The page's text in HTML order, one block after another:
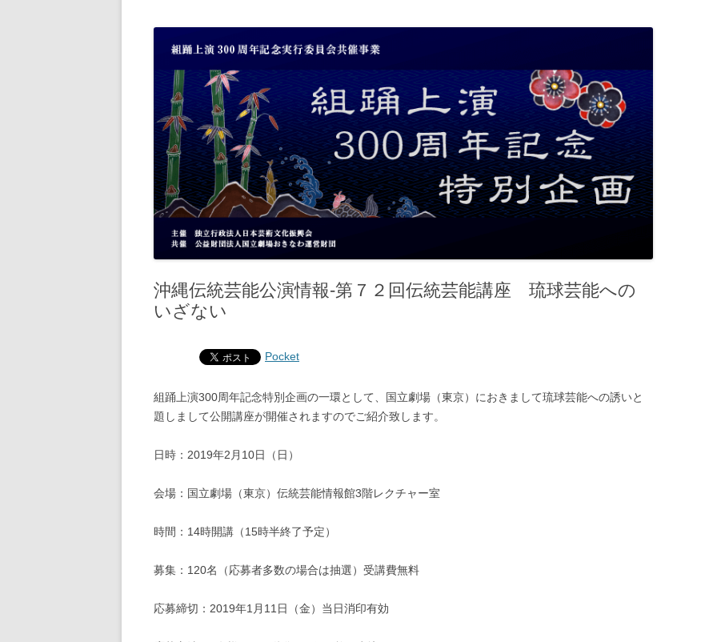
沖縄伝統芸能公演情報‐第７２回伝統芸能講座 琉球芸能への
いざない
Pocket
組踊上演300周年記念特別企画の一環として、国立劇場（東京）におきまして琉球芸能への誘いと
題しまして公開講座が開催されますのでご紹介致します。
日時：2019年2月10日（日）
会場：国立劇場（東京）伝統芸能情報館3階レクチャー室
時間：14時開講（15時半終了予定）
募集：120名（応募者多数の場合は抽選）受講費無料
応募締切：2019年1月11日（金）当日消印有効